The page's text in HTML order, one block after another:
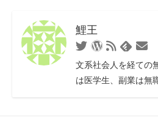
鯉王
TwitterWordPress
RSS
フ
ー
Feedlyお
合
文系社会人を経ての
は医学生、副業は無